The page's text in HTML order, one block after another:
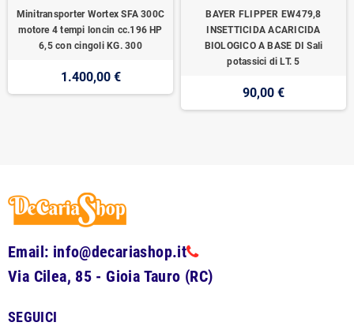
Minitransporter Wortex SFA 300C
motore 4 tempi loncin cc.196 HP
6,5 con cingoli KG. 300
1.400,00 €
BAYER FLIPPER EW479,8
INSETTICIDA ACARICIDA
BIOLOGICO A BASE DI Sali
potassici di LT. 5
90,00 €
Email: info@decariashop.it
Via Cilea, 85 - Gioia Tauro (RC)
SEGUICI